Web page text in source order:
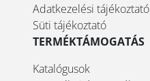
Adatkezelési tájékoztató
Süti tájékoztató
TERMÉKTÁMOGATÁS
Katalógusok